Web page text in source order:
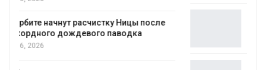
для охраны израильской тюрьмы
Авг 5, 2026